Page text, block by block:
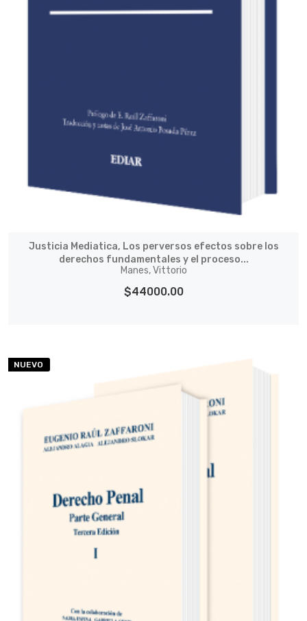
Justicia Mediatica, Los perversos efectos sobre los
derechos fundamentales y el proceso...
Manes, Vittorio
$44000.00
NUEVO